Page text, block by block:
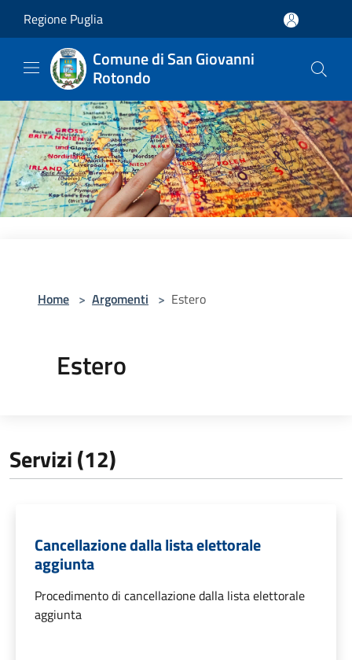
Regione Puglia
Comune di San Giovanni
Rotondo
Home > Argomenti > Estero
Estero
Servizi (12)
Cancellazione dalla lista elettorale
aggiunta
Procedimento di cancellazione dalla lista elettorale
aggiunta